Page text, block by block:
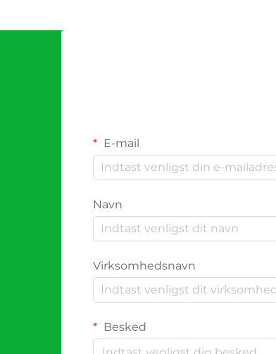
E-mail
Navn
Virksomhedsnavn
Besked